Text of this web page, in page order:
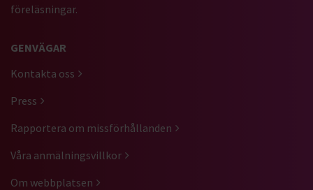
föreläsningar.
GENVÄGAR
Kontakta oss
Press
Rapportera om missförhållanden
Våra anmälningsvillkor
Om webbplatsen